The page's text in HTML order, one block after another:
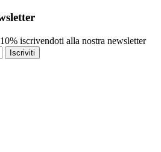
iscrivendoti alla nostra newsletter
Iscriviti